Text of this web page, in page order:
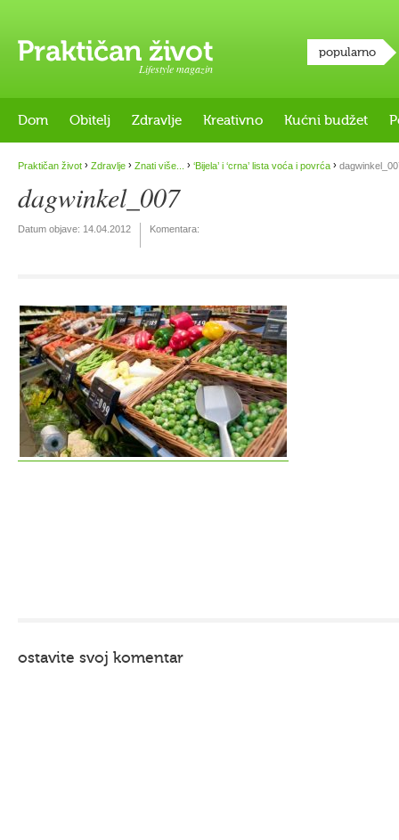
Lifestyle magazin
popularno
Dom Obitelj Zdravlje Kreativno Kućni budžet
Praktičan život › Zdravlje › Znati više... › ‘Bijela’ i ‘crna’ lista voća i povrća ›
dagwinkel_007
Datum objave: 14.04.2012 Komentara:
ostavite svoj komentar